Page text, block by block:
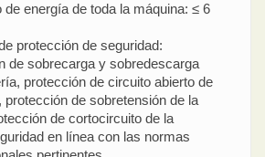
de energía de toda la máquina: ≤ 6
protección de seguridad:
de sobrecarga y sobredescarga
protección de circuito abierto de
protección de sobretensión de la
de cortocircuito de la
en línea con las normas